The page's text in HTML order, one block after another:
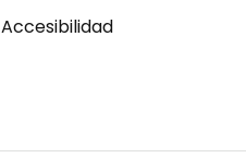
Accesibilidad